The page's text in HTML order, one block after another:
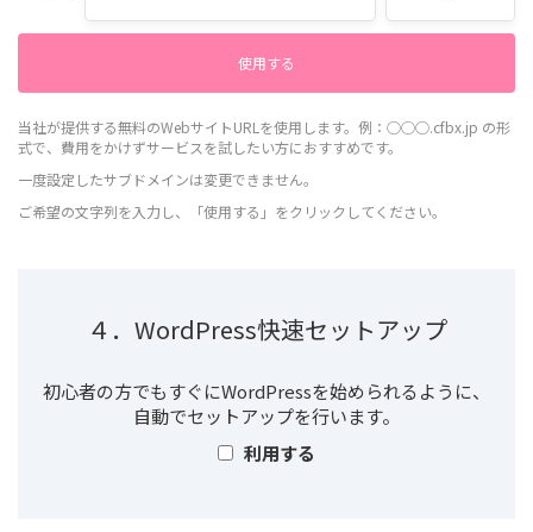
当社が提供する無料のWebサイトURLを使用します。例：◯◯◯.cfbx.jp の形
式で、費用をかけずサービスを試したい方におすすめです。
一度設定したサブドメインは変更できません。
ご希望の文字列を入力し、「使用する」をクリックしてください。
４．WordPress快速セットアップ
初心者の方でもすぐにWordPressを始められるように、
自動でセットアップを行います。
利用する